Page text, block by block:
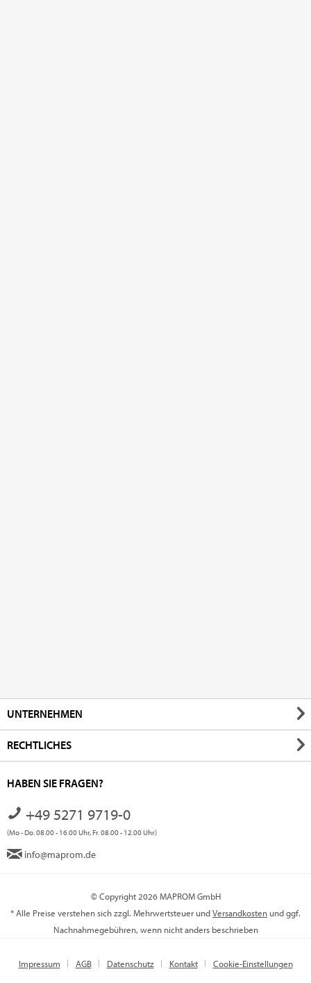
UNTERNEHMEN
RECHTLICHES
HABEN SIE FRAGEN?
+49 5271 9719-0
(Mo - Do. 08.00 - 16.00 Uhr, Fr. 08.00 - 12.00 Uhr)
info@maprom.de
© Copyright 2026 MAPROM GmbH
* Alle Preise verstehen sich zzgl. Mehrwertsteuer undVersandkosten und ggf.
Nachnahmegebühren, wenn nicht anders beschrieben
Impressum AGB Datenschutz Kontakt Cookie-Einstellungen